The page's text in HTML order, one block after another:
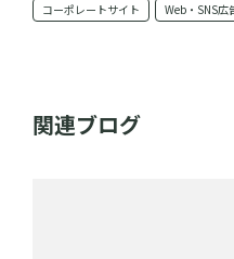
コーポレートサイト Web・SNS広
関連ブログ